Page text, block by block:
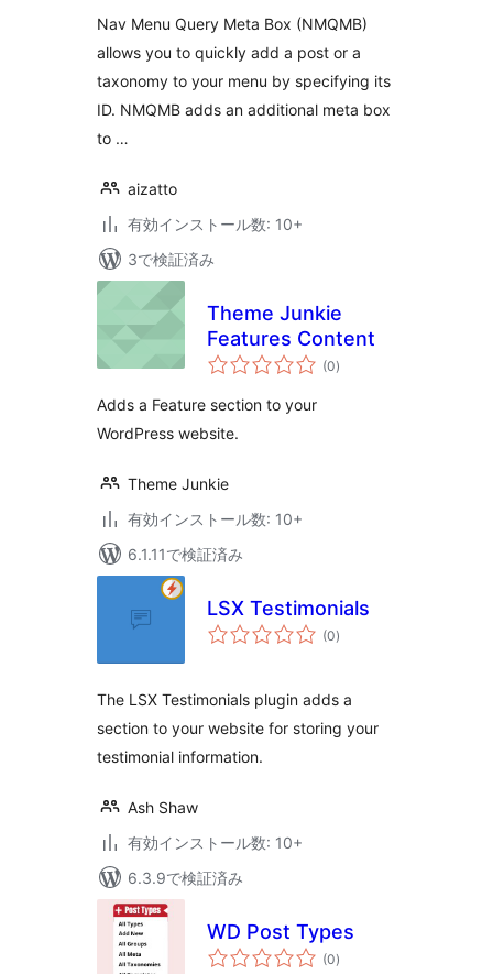
価
Nav Menu Query Meta Box (NMQMB)
allows you to quickly add a post or a
taxonomy to your menu by specifying its
ID. NMQMB adds an additional meta box
to …
aizatto
有効インストール数: 10+
3で検証済み
Theme Junkie
Features Content
(0個
の)
Adds a Feature section to your
WordPress website.
Theme Junkie
有効インストール数: 10+
6.1.11で検証済み
LSX Testimonials
(0個
の)
The LSX Testimonials plugin adds a
section to your website for storing your
testimonial information.
Ash Shaw
有効インストール数: 10+
6.3.9で検証済み
WD Post Types
(0個
の)